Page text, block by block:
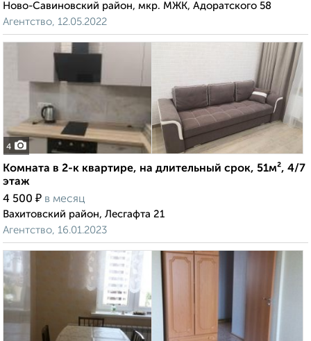
Ново-Савиновский район, мкр. МЖК, Адоратского 58
Агентство, 12.05.2022
4
Комната в 2-к квартире, на длительный срок, 51м², 4/7
этаж
4 500 ₽ в месяц
Вахитовский район, Лесгафта 21
Агентство, 16.01.2023